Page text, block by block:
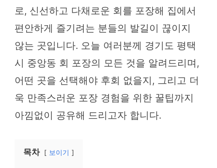
로, 신선하고 다채로운 회를 포장해 집에서
편안하게 즐기려는 분들의 발길이 끊이지
않는 곳입니다. 오늘 여러분께 경기도 평택
시 중앙동 회 포장의 모든 것을 알려드리며,
어떤 곳을 선택해야 후회 없을지, 그리고 더
욱 만족스러운 포장 경험을 위한 꿀팁까지
아낌없이 공유해 드리고자 합니다.
목차 보이기